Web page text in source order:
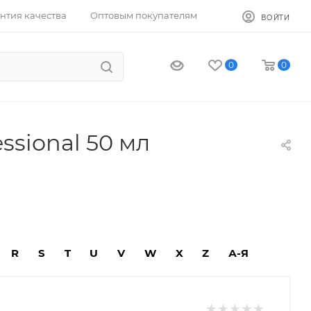
качества Оптовым покупателям ВОЙТИ
0 0
50 мл
R S T U V W X Z А-Я